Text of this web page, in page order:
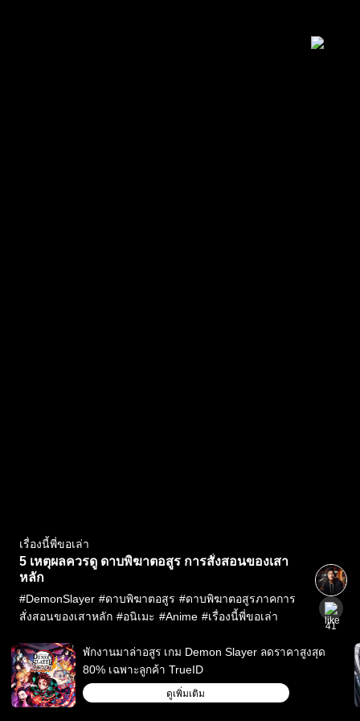
เรื่องนี้พี่ขอเล่า
5 เหตุผลควรดู ดาบพิฆาตอสูร การสั่งสอนของเสา
หลัก
#DemonSlayer #ดาบพิฆาตอสูร #ดาบพิฆาตอสูรภาคการ
สั่งสอนของเสาหลัก #อนิเมะ #Anime #เรื่องนี้พี่ขอเล่า
พักงานมาล่าอสูร เกม Demon Slayer ลดราคาสูงสุด
80% เฉพาะลูกค้า TrueID
ดูเพิ่มเติม
41